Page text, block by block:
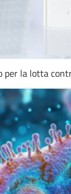
la lotta